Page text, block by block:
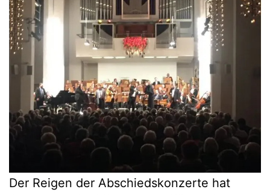
Der Reigen der Abschiedskonzerte hat